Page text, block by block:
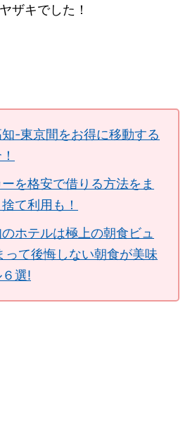
ザキでした！
知-東京間をお得に移動する
を格安で借りる方法をま
て利用も！
ホテルは極上の朝食ビュ
って後悔しない朝食が美味
選!